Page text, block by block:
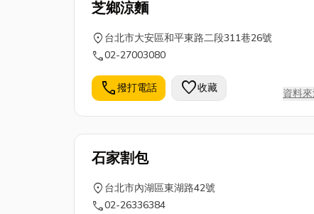
芝鄉涼麵
location_on 台北市大安區和平東路二段311巷26號
call02-27003080
call撥打電話 favorite收藏 資料
石家割包
location_on 台北市內湖區東湖路42號
call02-26336384